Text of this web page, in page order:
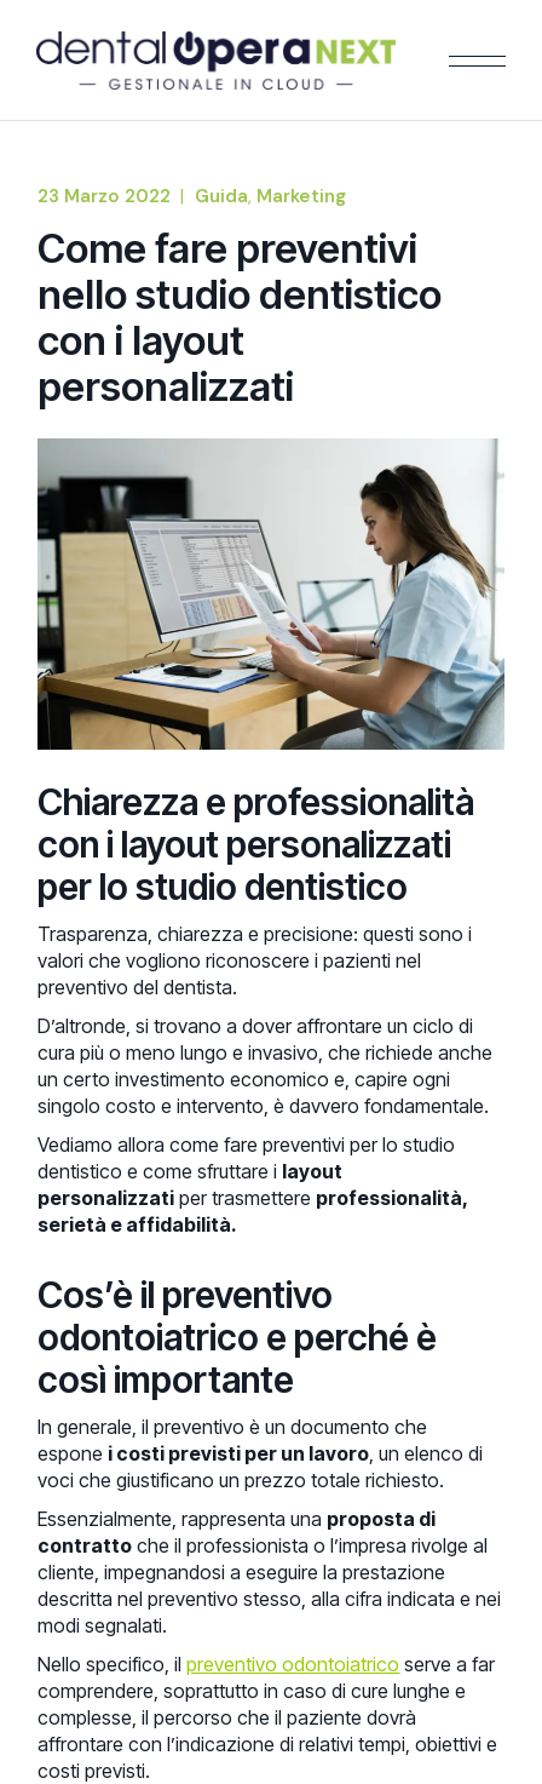
23 Marzo 2022 Guida Marketing
Come fare preventivi
nello studio dentistico
con i layout
personalizzati
Chiarezza e professionalità
con i layout personalizzati
per lo studio dentistico
Trasparenza, chiarezza e precisione: questi sono i
valori che vogliono riconoscere i pazienti nel
preventivo del dentista.
D’altronde, si trovano a dover affrontare un ciclo di
cura più o meno lungo e invasivo, che richiede anche
un certo investimento economico e, capire ogni
singolo costo e intervento, è davvero fondamentale.
Vediamo allora come fare preventivi per lo studio
dentistico e come sfruttare i layout
personalizzati per trasmettere professionalità,
serietà e affidabilità.
Cos’è il preventivo
odontoiatrico e perché è
così importante
In generale, il preventivo è un documento che
espone i costi previsti per un lavoro , un elenco di
voci che giustificano un prezzo totale richiesto.
Essenzialmente, rappresenta una proposta di
contratto che il professionista o l’impresa rivolge al
cliente, impegnandosi a eseguire la prestazione
descritta nel preventivo stesso, alla cifra indicata e nei
modi segnalati.
Nello specifico, ilpreventivo odontoiatrico serve a far
comprendere, soprattutto in caso di cure lunghe e
complesse, il percorso che il paziente dovrà
affrontare con l’indicazione di relativi tempi, obiettivi e
costi previsti.